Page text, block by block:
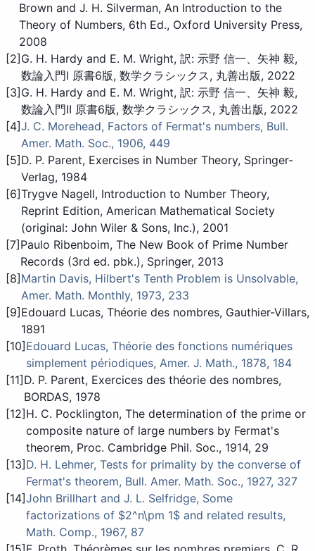
Brown and J. H. Silverman, An Introduction to the
Theory of Numbers, 6th Ed., Oxford University Press,
2008
[2] G. H. Hardy and E. M. Wright, 訳: 示野 信一、矢神 毅,
数論入門I 原書6版, 数学クラシックス, 丸善出版, 2022
[3] G. H. Hardy and E. M. Wright, 訳: 示野 信一、矢神 毅,
数論入門II 原書6版, 数学クラシックス, 丸善出版, 2022
[4]J. C. Morehead, Factors of Fermat's numbers, Bull.
Amer. Math. Soc., 1906, 449
[5] D. P. Parent, Exercises in Number Theory, Springer-
Verlag, 1984
[6]Trygve Nagell, Introduction to Number Theory,
Reprint Edition, American Mathematical Society
(original: John Wiler & Sons, Inc.), 2001
[7] Paulo Ribenboim, The New Book of Prime Number
Records (3rd ed. pbk.), Springer, 2013
[8] Martin Davis, Hilbert's Tenth Problem is Unsolvable,
Amer. Math. Monthly, 1973, 233
[9] Edouard Lucas, Théorie des nombres, Gauthier-Villars,
1891
[10] Edouard Lucas, Théorie des fonctions numériques
simplement périodiques, Amer. J. Math., 1878, 184
[11] D. P. Parent, Exercices des théorie des nombres,
BORDAS, 1978
[12] H. C. Pocklington, The determination of the prime or
composite nature of large numbers by Fermat's
theorem, Proc. Cambridge Phil. Soc., 1914, 29
[13] D. H. Lehmer, Tests for primality by the converse of
Fermat's theorem, Bull. Amer. Math. Soc., 1927, 327
[14]John Brillhart and J. L. Selfridge, Some
factorizations of $2^n\pm 1$ and related results,
Math. Comp., 1967, 87